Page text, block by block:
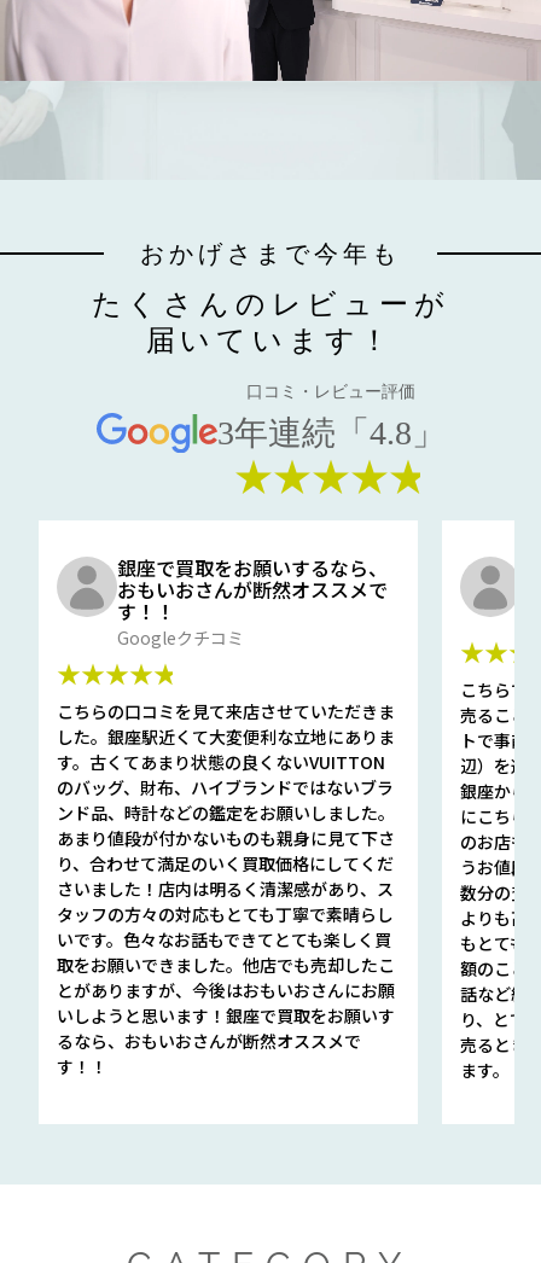
おかげさまで今年も
たくさんのレビューが
届いています！
口コミ・レビュー評価
3年連続「4.8」
★★★★★
銀座で買取をお願いするなら、
おもいおさんが断然オススメで
す！！
Googleクチコミ
★★★★★
こちらの口コミを見て来店させていただきま
した。銀座駅近くて大変便利な立地にありま
す。古くてあまり状態の良くないVUITTON
のバッグ、財布、ハイブランドではないブラ
ンド品、時計などの鑑定をお願いしました。
あまり値段が付かないものも親身に見て下さ
り、合わせて満足のいく買取価格にしてくだ
さいました！店内は明るく清潔感があり、ス
タッフの方々の対応もとても丁寧で素晴らし
いです。色々なお話もできてとても楽しく買
取をお願いできました。他店でも売却したこ
とがありますが、今後はおもいおさんにお願
いしようと思います！銀座で買取をお願いす
るなら、おもいおさんが断然オススメで
す！！
こちらで
売ること
トで事前
辺）を選
銀座から
にこちら
のお店も
うお値段
数分の査
よりも高
もとても
額のこと
話など細
り、とて
売るとき
ます。